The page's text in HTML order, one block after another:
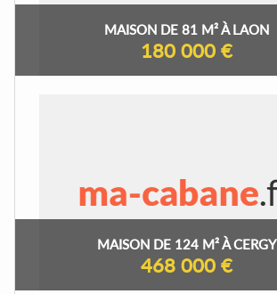
MAISON DE 81 M² À LAON
180 000 €
MAISON DE 124 M² À CERGY
468 000 €